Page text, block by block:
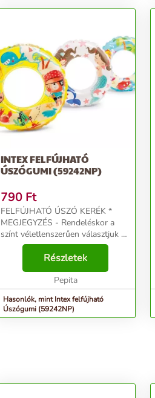
INTEX FELFÚJHATÓ
ÚSZÓGUMI (59242NP)
790 Ft
FELFÚJHATÓ ÚSZÓ KERÉK *
MEGJEGYZÉS - Rendeléskor a
színt véletlenszerűen választjuk ki.
Tökéletes a vízben való játékhoz
Nagy átmérő: 6 1 cm Tartós PVC-
ből készült (0. 18 mm) 6-10 éves
korú gyermekek ...
Részletek
Pepita
Hasonlók, mint Intex felfújható
Úszógumi (59242NP)